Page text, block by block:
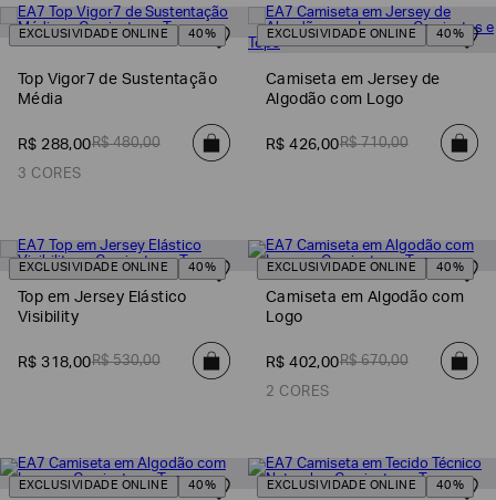
EXCLUSIVIDADE ONLINE 40%
Top Vigor7 de Sustentação
Média
R$ 288,00R$ 480,00
3 CORES
EXCLUSIVIDADE ONLINE 40%
Camiseta em Jersey de
Algodão com Logo
R$ 426,00R$ 710,00
EXCLUSIVIDADE ONLINE 40%
Top em Jersey Elástico
Visibility
R$ 318,00R$ 530,00
EXCLUSIVIDADE ONLINE 40%
Camiseta em Algodão com
Logo
R$ 402,00R$ 670,00
2 CORES
EXCLUSIVIDADE ONLINE 40% EXCLUSIVIDADE ONLINE 40%
NASCIMENTO*
interessado
seguintes
Selecionar
todos
Giorgio
Armani
Armani
Produtos